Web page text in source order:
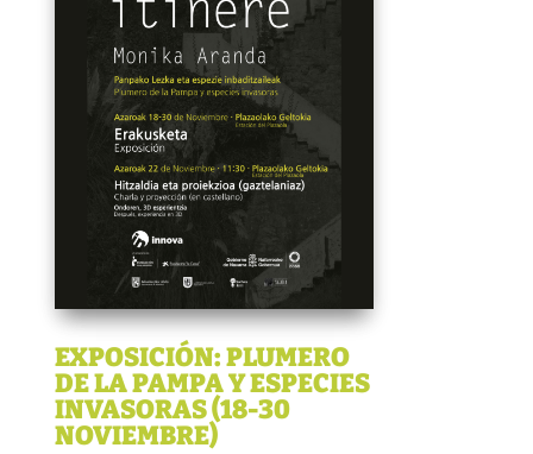
EXPOSICIÓN: PLUMERO
DE LA PAMPA Y ESPECIES
INVASORAS (18-30
NOVIEMBRE)